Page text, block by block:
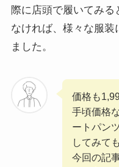
際に店頭で履いてみる
なければ、様々な服装
ました。
価格も
手頃価格
ートパン
してみて
今回の記